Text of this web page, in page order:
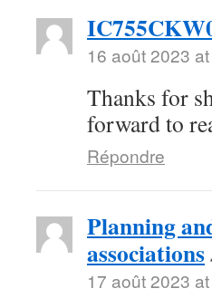
16 août 2023
Thanks for
forward to
Répondre
Planning
associations
17 août 2023